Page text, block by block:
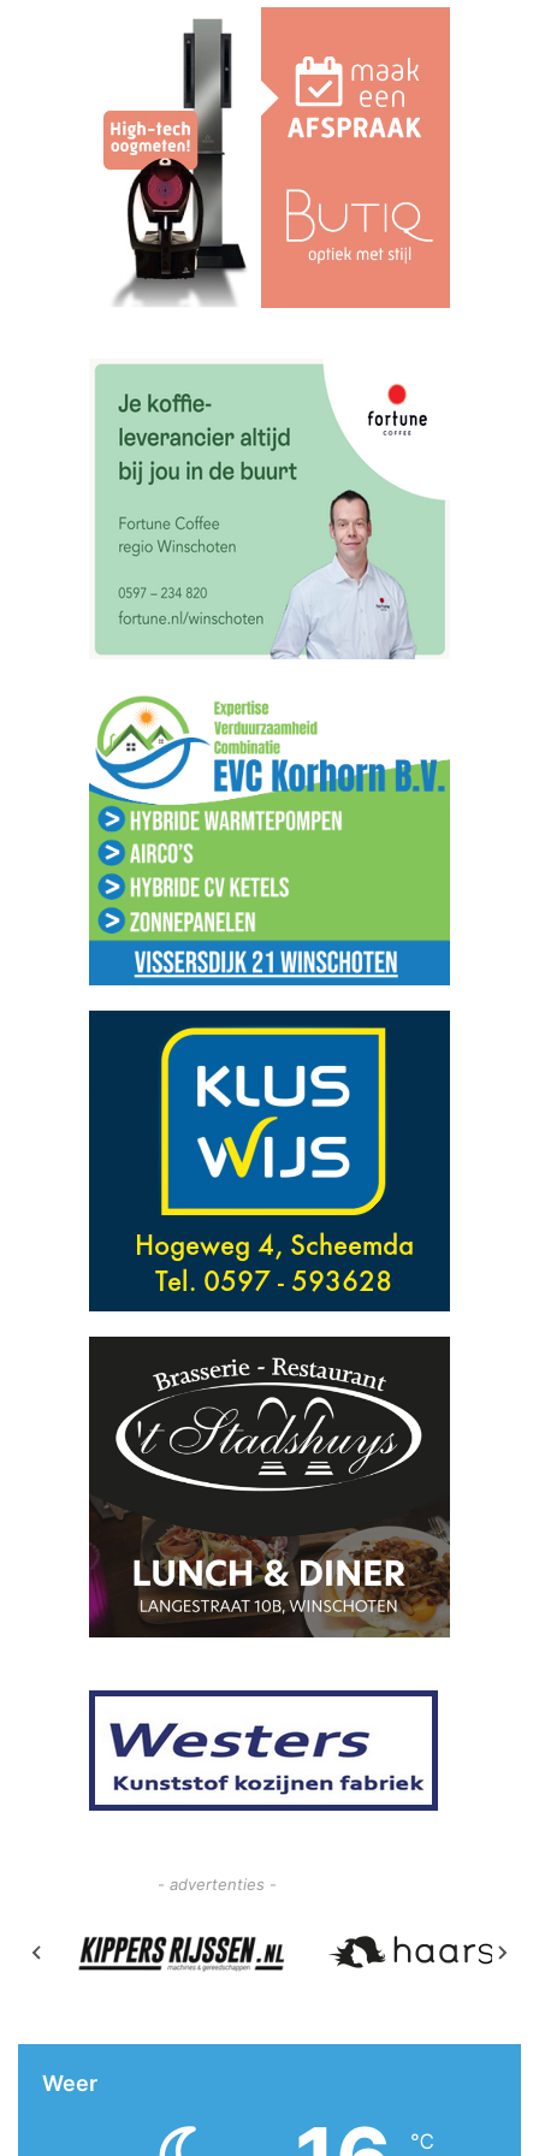
- advertenties -
Weer
℃